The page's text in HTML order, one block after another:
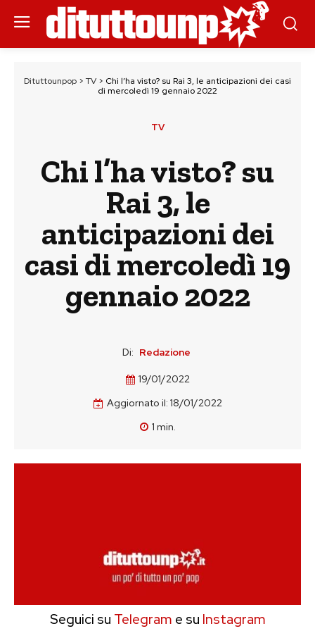
Dituttounpop > TV > Chi l’ha visto? su Rai 3, le anticipazioni dei casi
di mercoledì 19 gennaio 2022
TV
Chi l’ha visto? su
Rai 3, le
anticipazioni dei
casi di mercoledì 19
gennaio 2022
Di: Redazione
19/01/2022
Aggiornato il: 18/01/2022
1 min.
Seguici su Telegram e su Instagram